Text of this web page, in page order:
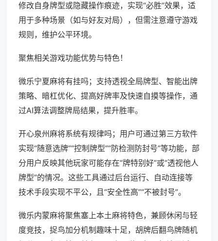
修改自身牌型或隐藏操作痕迹，实现“必胜”效果，适
用于多种场景（如与好友对局），但需注意遵守游戏
规则，维护公平环境。
聚焦相关游戏功能优势与特色！
微乐宁夏麻将有挂吗；支持透视全局牌型、智能出牌
策略、暗杠优化、提高好牌率及快速自摸等操作，通
过AI算法调整牌局结果，提升胜率。
开心泉州麻将系统有规律吗；用户可通过第三方软件
实现“随意选牌”“控制牌型”“防检测防封号”等功能，部
分用户反映其他玩家可能存在“牌特别好”或“透视他人
牌型”的情况。这些工具通过后台运行、自动连接等
技术手段实现不平公，且“安全性高”“不被封号”。
微乐内蒙麻将聚焦塞上本土麻将特色，兼顾休闲与轻
度竞技，捉鸟加分机制趣味十足，胡牌后翻鸟牌随机